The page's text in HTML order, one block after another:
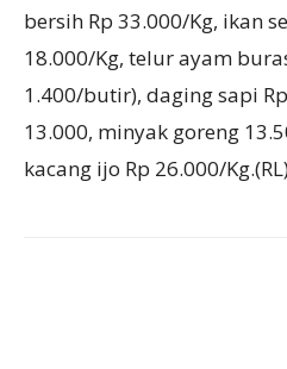
bersih Rp 33.000/Kg, ikan
18.000/Kg, telur ayam
1.400/butir), daging sapi
13.000, minyak goreng
kacang ijo Rp 26.000/